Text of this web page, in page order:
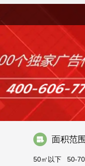
面积范围
50㎡以下 50-